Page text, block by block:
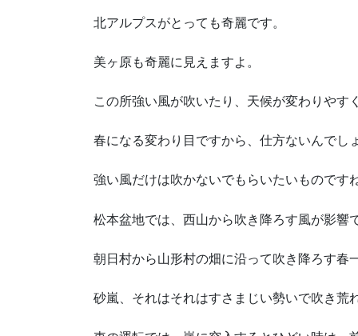
北アルプスがとっても奇麗です。
美ヶ原も奇麗に見えますよ。
この所強い風が吹いたり、天候が変わりやすく
春になる変わり目ですから、仕方ないんでし
強い風だけは吹かないでもらいたいものですね
松本盆地では、西山から吹き降ろす風が影響で
朝日村から山形村の畑に沿って吹き降ろす春
砂嵐、それはそれはすさまじい勢いで吹き荒